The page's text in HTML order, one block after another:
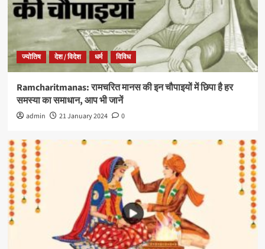
ज्योतिष देश / विदेश धर्म विविध
Ramcharitmanas: रामचरित मानस की इन चौपाइयों में छिपा है हर
समस्या का समाधान, आप भी जानें
admin 21 January 2024 0